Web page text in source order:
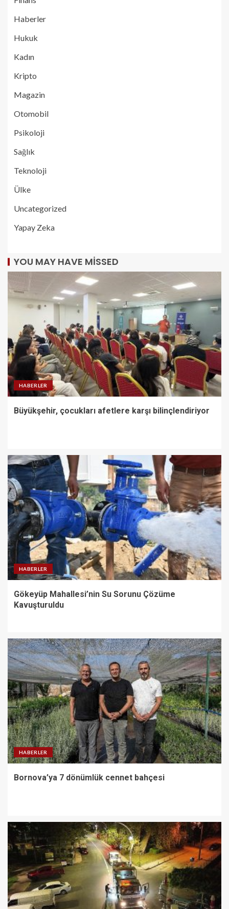
Haberler
Hukuk
Kadın
Kripto
Magazin
Otomobil
Psikoloji
Sağlık
Teknoloji
Ülke
Uncategorized
Yapay Zeka
YOU MAY HAVE MISSED
HABERLER
Büyükşehir, çocukları afetlere karşı bilinçlendiriyor
HABERLER
Gökeyüp Mahallesi’nin Su Sorunu Çözüme
Kavuşturuldu
HABERLER
Bornova’ya 7 dönümlük cennet bahçesi